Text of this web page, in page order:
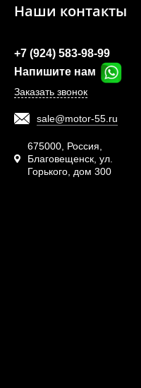
Наши контакты
+7 (924) 583-98-99
Напишите нам
Заказать звонок
sale@motor-55.ru
675000, Россия,
Благовещенск, ул.
Горького, дом 300